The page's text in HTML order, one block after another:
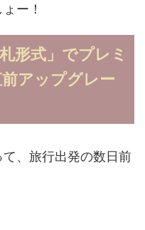
ー！
形式」でプレミ
アップグレー
、旅行出発の数日前